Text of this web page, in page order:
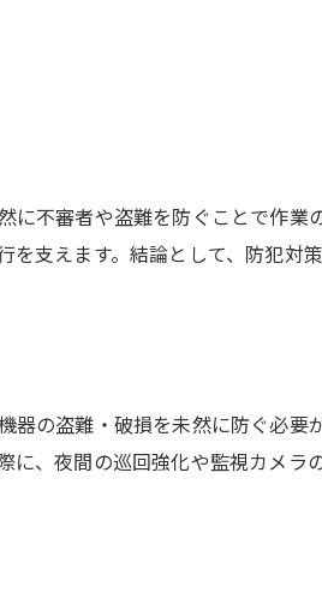
不審者や盗難を防ぐことで作業
支えます。結論として、防犯対
の盗難・破損を未然に防ぐ必要
、夜間の巡回強化や監視カメラ